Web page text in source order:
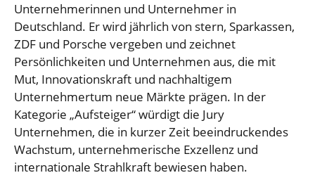
Unternehmerinnen und Unternehmer in
Deutschland. Er wird jährlich von stern, Sparkassen,
ZDF und Porsche vergeben und zeichnet
Persönlichkeiten und Unternehmen aus, die mit
Mut, Innovationskraft und nachhaltigem
Unternehmertum neue Märkte prägen. In der
Kategorie „Aufsteiger“ würdigt die Jury
Unternehmen, die in kurzer Zeit beeindruckendes
Wachstum, unternehmerische Exzellenz und
internationale Strahlkraft bewiesen haben.